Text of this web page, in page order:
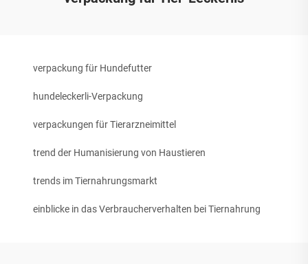
verpackung für Hundefutter
hundeleckerli-Verpackung
verpackungen für Tierarzneimittel
trend der Humanisierung von Haustieren
trends im Tiernahrungsmarkt
einblicke in das Verbraucherverhalten bei Tiernahrung